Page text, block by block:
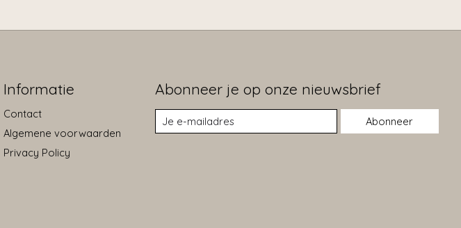
Informatie
Contact
Algemene voorwaarden
Privacy Policy
Abonneer je op onze nieuwsbrief
Abonneer